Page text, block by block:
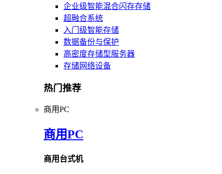
企业级智能混合闪存存储
超融合系统
入门级智能存储
数据备份与保护
高密度存储型服务器
存储网络设备
热门推荐
商用PC
商用PC
商用台式机